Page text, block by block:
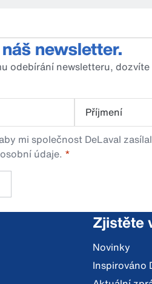
newsletter.
odebírání newsletteru,
Příjmení
mi společnost DeLaval
údaje.
Zjistěte
Novinky
Inspirováno